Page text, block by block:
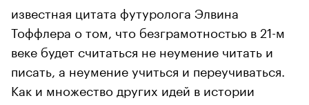
известная цитата футуролога Элвина
Тоффлера о том, что безграмотностью в 21-м
веке будет считаться не неумение читать и
писать, а неумение учиться и переучиваться.
Как и множество других идей в истории